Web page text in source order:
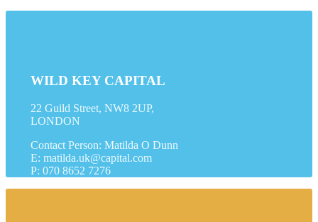
WILD KEY CAPITAL
22 Guild Street, NW8 2UP,
LONDON
Contact Person: Matilda O Dunn
E: matilda.uk@capital.com
P: 070 8652 7276